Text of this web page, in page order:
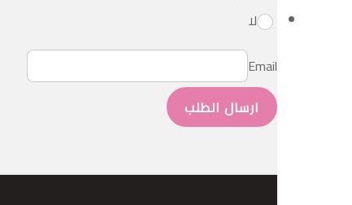
لا
Email
ارسال الطلب